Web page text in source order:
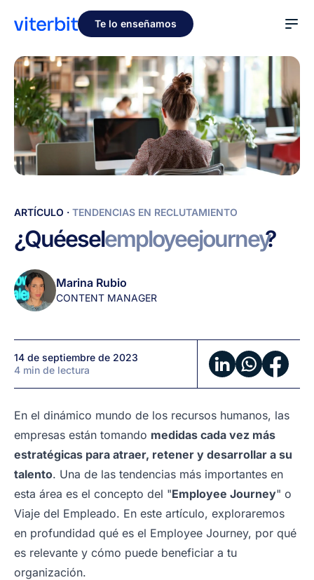
Te lo enseñamos
¿Qué
el
journey?
ARTÍCULO · TENDENCIAS EN RECLUTAMIENTO
¿Quéeselemployeejourney?
Marina Rubio
CONTENT MANAGER
14 de septiembre de 2023
4 min de lectura
En el dinámico mundo de los recursos humanos, las
empresas están tomando medidas cada vez más
estratégicas para atraer, retener y desarrollar a su
talento. Una de las tendencias más importantes en
esta área es el concepto del "Employee Journey" o
Viaje del Empleado. En este artículo, exploraremos
en profundidad qué es el Employee Journey, por qué
es relevante y cómo puede beneficiar a tu
organización.